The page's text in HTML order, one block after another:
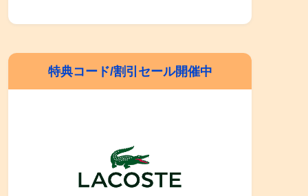
特典コード/割引セール開催中